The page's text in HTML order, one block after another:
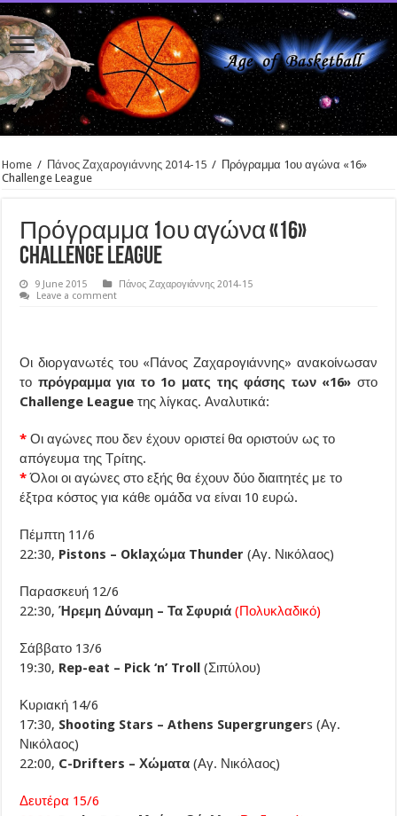
Home / Πάνος Ζαχαρογιάννης 2014-15 / Πρόγραμμα 1ου αγώνα «16»
Challenge League
Πρόγραμμα 1ου αγώνα «16»
Challenge League
9 June 2015
Πάνος Ζαχαρογιάννης 2014-15
Leave a comment
Οι διοργανωτές του «Πάνος Ζαχαρογιάννης» ανακοίνωσαν
το πρόγραμμα για το 1ο ματς της φάσης των «16» στο
Challenge League της λίγκας. Αναλυτικά:
*Οι αγώνες που δεν έχουν οριστεί θα οριστούν ως το
απόγευμα της Τρίτης.
*Όλοι οι αγώνες στο εξής θα έχουν δύο διαιτητές με το
έξτρα κόστος για κάθε ομάδα να είναι 10 ευρώ.
Πέμπτη 11/6
22:30, Pistons – Oklaχώμα Thunder(Αγ. Νικόλαος)
Παρασκευή 12/6
22:30,Ήρεμη Δύναμη – Τα Σφυριά(Πολυκλαδικό)
Σάββατο 13/6
19:30, Rep-eat – Pick ‘n’ Troll(Σιπύλου)
Κυριακή 14/6
17:30, Shooting Stars – Athens Supergrungers (Αγ.
Νικόλαος)
22:00, C-Drifters – Χώματα (Αγ. Νικόλαος)
Δευτέρα 15/6